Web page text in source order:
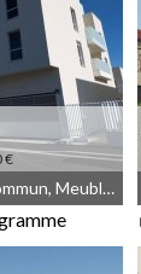
€
JEANBRUN, Droit commun, Meublé non géré